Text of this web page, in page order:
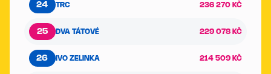
24 TRC 236 270 KČ
25 DVA TÁTOVÉ 229 078 KČ
26 IVO ZELINKA 214 509 KČ